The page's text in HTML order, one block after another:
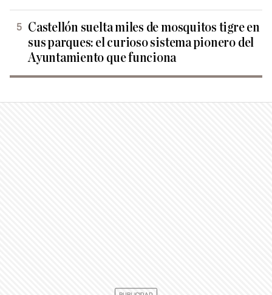
Castellón suelta miles de mosquitos tigre en
sus parques: el curioso sistema pionero del
Ayuntamiento que funciona